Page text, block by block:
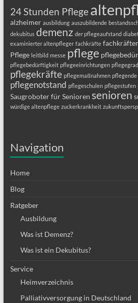
24 Stunden Pflege
alzheimer ausbildung auszubildende
dekubitus demenz der pflegeaufstand
examinierter altenpfleger fachkräfte
Pflege leitbild messe pflege
pflegebedürftigkeit pflegeeinrichtungen
pflegekräfte pflegemaßnahmen pflegende
pflegenotstand pflegeschulen pflegestufen
Saugroboter für Senioren senioren
würdige altenpflege zuckerkrankheit
Navigation
Home
Blog
Ratgeber
Ausbildung
Was ist Demenz?
Was ist ein Dekubitus?
Service
Heimverzeichnis
Palliativversorgung in Deutschland